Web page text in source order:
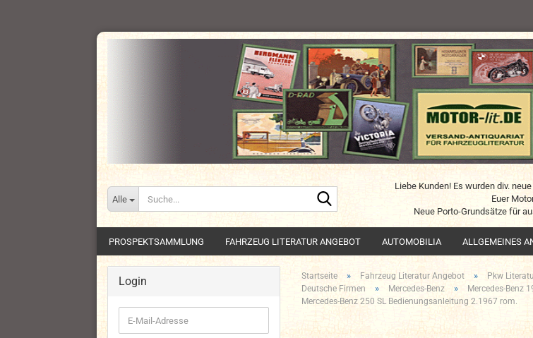
Alle
Liebe Kunden! Es wurden div.
Euer
Neue Porto-Grundsätze für
PROSPEKTSAMMLUNG FAHRZEUG LITERATUR ANGEBOT AUTOMOBILIA ALLGEMEINES
Startseite » Fahrzeug Literatur Angebot » Pkw
Deutsche Firmen » Mercedes-Benz » Mercedes-Benz
Mercedes-Benz 250 SL Bedienungsanleitung 2.1967 rom.
Login
E-
Mail-